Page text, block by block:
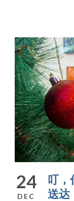
24
DEC
叮，
送达